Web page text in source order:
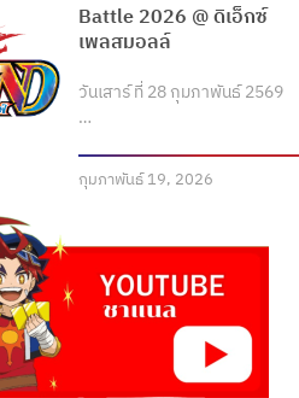
Battle 2026 @ ดิเอ็กซ์
เพลสมอลล์
วันเสาร์ ที่ 28 กุมภาพันธ์ 2569
…
กุมภาพันธ์ 19, 2026